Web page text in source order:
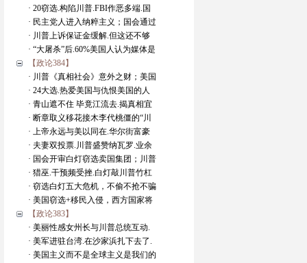
· 20窃选.构陷川普.FBI作恶多端.国
· 民主党人进入纳粹主义；国会通过
· 川普上诉保证金缓解.但这还不够
· “大屠杀”后.60%美国人认为媒体是
【政论384】
· 川普《真相社会》意外之财；美国
· 24大选.热爱美国与仇恨美国的人
· 青山遮不住 毕竟江流去.揭真相宜
· 断章取义移花接木李代桃僵的“川
· 上帝永远与美以同在.华尔街富豪
· 夫妻双投票.川普盛赞纳瓦罗.业余
· 国会开审白灯窃选卖国集团；川普
· 猎巫.干预频受挫.白灯敲川普竹杠
· 窃选白灯五大危机，不偷不抢不骗
· 美国窃选+移民入侵，西方国家将
【政论383】
· 美丽性感女州长与川普总统互动.
· 美军进驻台湾.在沙家浜扎下去了.
· 美国主义而不是全球主义是我们的